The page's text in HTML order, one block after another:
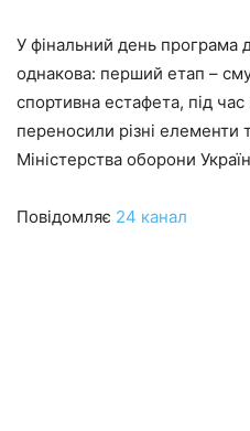
У фінальний день програма
однакова: перший етап –
спортивна естафета, під
переносили різні елементи
Міністерства оборони
Повідомляє 24 канал